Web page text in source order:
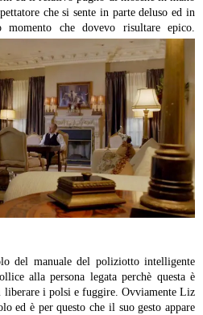
che si sente in parte deluso ed in
che dovevo risultare epico.
del manuale del poliziotto intelligente
alla persona legata perchè questa è
liberare i polsi e fuggire. Ovviamente Liz
ed è per questo che il suo gesto appare